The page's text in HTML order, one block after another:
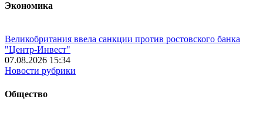
Экономика
Великобритания ввела санкции против ростовского банка
"Центр-Инвест"
07.08.2026 15:34
Новости рубрики
Общество